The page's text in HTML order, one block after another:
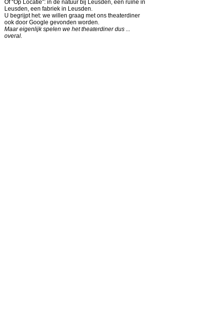
Of “Op Locatie”: in de natuur bij Leusden, een ruïne in
Leusden, een fabriek in Leusden.
U begrijpt het: we willen graag met ons theaterdiner
ook door Google gevonden worden.
Maar eigenlijk spelen we het theaterdiner dus ...
overal.